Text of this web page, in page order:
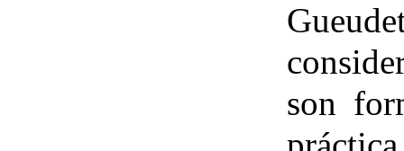
son